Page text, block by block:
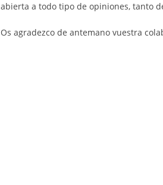
abierta a todo tipo de opiniones, tanto
Os agradezco de antemano vuestra